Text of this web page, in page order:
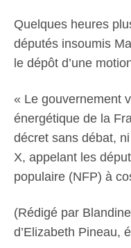
Quelques heures
députés insoumis
le dépôt d’une
« Le gouvernement
énergétique de la
décret sans débat,
X, appelant les
populaire (NFP) à
(Rédigé par
d’Elizabeth Pineau,